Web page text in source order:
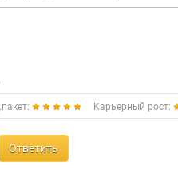
Карьерный рост:
Ответить